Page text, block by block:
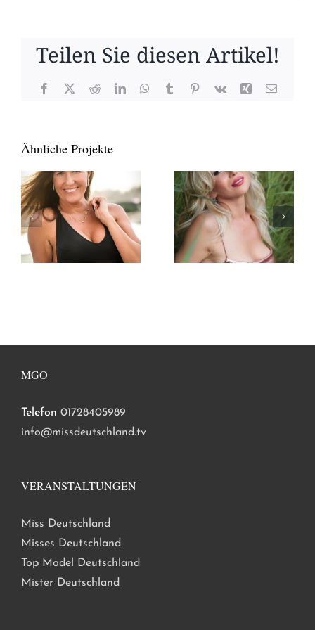
Teilen Sie diesen Artikel!
Facebook
X RedditLinkedInWhatsApp
TumblrPinterest
Vk Xing E-
Ähnliche Projekte
MGO
Telefon 01728405989
info@missdeutschland.tv
VERANSTALTUNGEN
Miss Deutschland
Misses Deutschland
Top Model Deutschland
Mister Deutschland